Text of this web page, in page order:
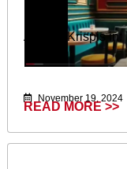
Agatha Krispis in:
November 19, 2024
READ MORE >>